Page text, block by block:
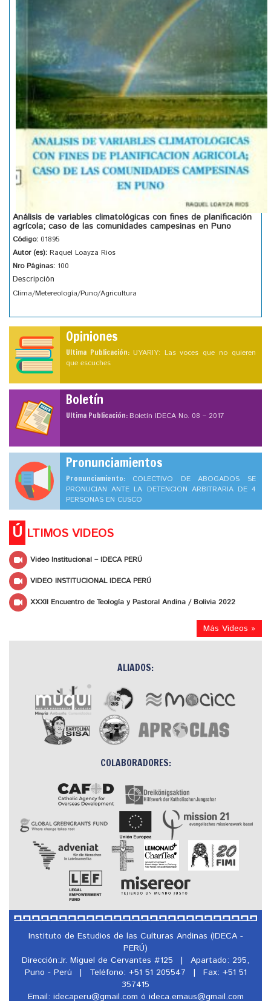
Análisis de variables climatológicas con fines de planificación
agrícola; caso de las comunidades campesinas en Puno
Código: 01895
Autor (es): Raquel Loayza Rios
Nro Páginas: 100
Descripción
Clima/Metereología/Puno/Agricultura
Opiniones
Ultima Publicación: UYARIY: Las voces que no quieren
que escuches
Boletín
Ultima Publicación:Boletín IDECA No. 08 – 2017
Pronunciamientos
Pronunciamiento: COLECTIVO DE ABOGADOS SE
PRONUCIAN ANTE LA DETENCION ARBITRARIA DE 4
PERSONAS EN CUSCO
Ú LTIMOS VIDEOS
Video Institucional – IDECA PERÚ
VIDEO INSTITUCIONAL IDECA PERÚ
XXXII Encuentro de Teología y Pastoral Andina / Bolivia 2022
Más Videos »
ALIADOS:
COLABORADORES:
Instituto de Estudios de las Culturas Andinas (IDECA -
PERÚ)
Dirección:Jr. Miguel de Cervantes #125
|
Apartado: 295,
Puno - Perú
| Teléfono: +51 51 205547 |
Fax: +51 51
357415
Email: idecaperu@gmail.com ó ideca.emaus@gmail.com